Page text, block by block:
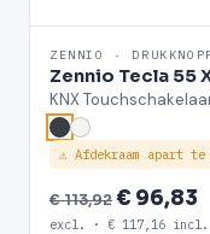
ZENNIO ·
Zennio Tecla 55
KNX
⚠ Afdekraam apart
€ 113,92€ 96,83
excl. · € 117,16 incl.